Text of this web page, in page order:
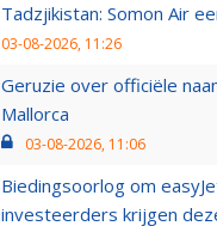
Tadzjikistan: Somon Air
03-08-2026, 11:26
Geruzie over officiële
Mallorca
03-08-2026, 11:06
Biedingsoorlog om
investeerders krijgen